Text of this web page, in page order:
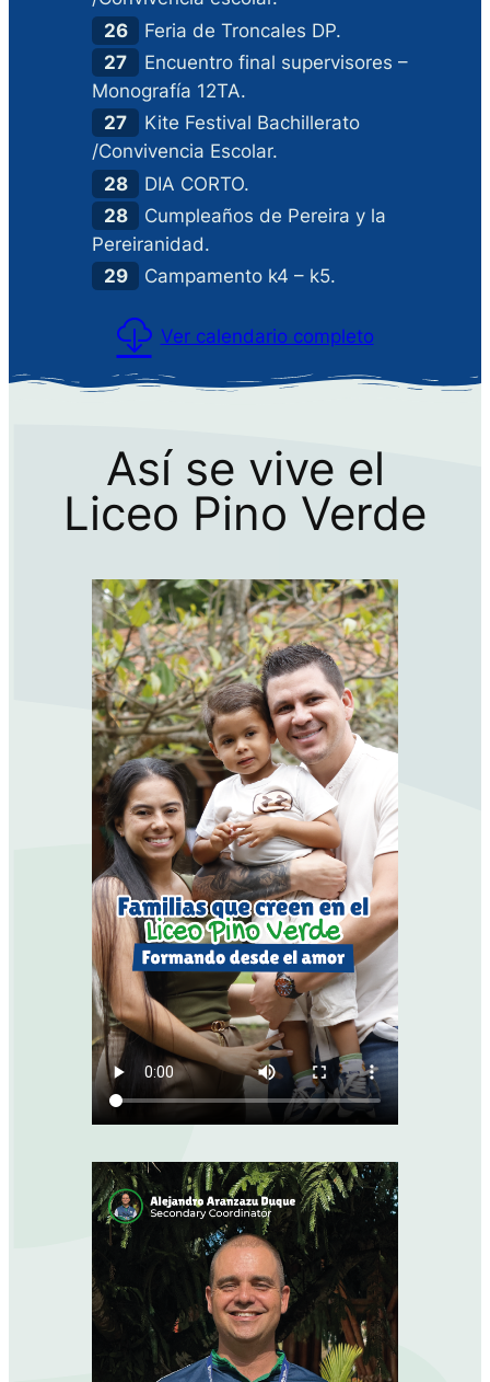
26
Feria de Troncales DP.
27
Encuentro final supervisores –
Monografía 12TA.
27
Kite Festival Bachillerato
/Convivencia Escolar.
28
DIA CORTO.
28
Cumpleaños de Pereira y la
Pereiranidad.
29
Campamento k4 – k5.
Ver calendario completo
Así se vive el
Liceo Pino Verde